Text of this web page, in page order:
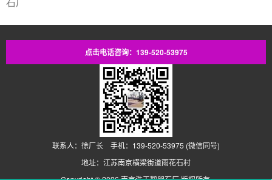
点击电话咨询：139-520-53975
联系人：徐厂长 手机：139-520-53975 (微信同号)
地址：江苏南京横梁街道雨花石村